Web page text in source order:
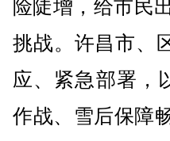
险陡增，给市民
挑战。许昌市、
应、紧急部署，
作战、雪后保障